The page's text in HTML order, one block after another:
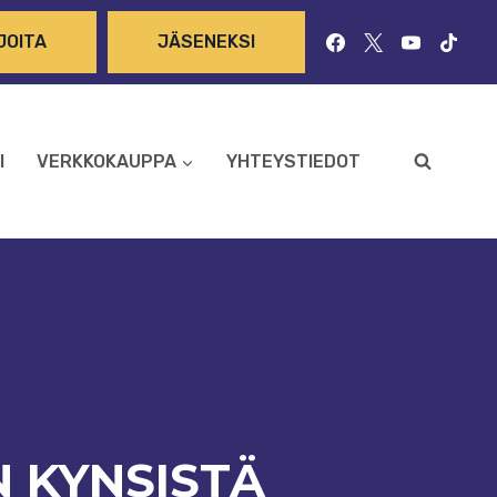
JÄSENEKSI
VERKKOKAUPPA YHTEYSTIEDOT
KYNSISTÄ